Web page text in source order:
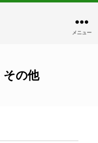
メニュー
その他